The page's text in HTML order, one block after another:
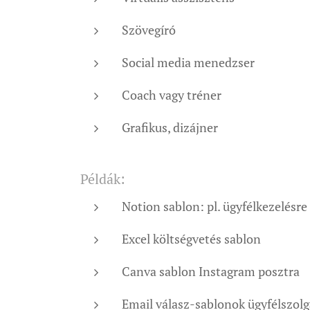
Szövegíró
Social media menedzser
Coach vagy tréner
Grafikus, dizájner
Példák:
Notion sablon: pl. ügyfélkezelésre
Excel költségvetés sablon
Canva sablon Instagram posztra
Email válasz-sablonok